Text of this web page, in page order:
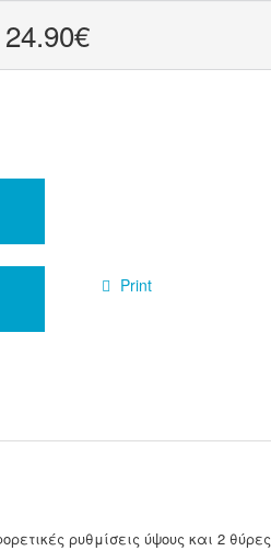
24.90€
Print
ρυθμίσεις ύψους και 2 θύρες